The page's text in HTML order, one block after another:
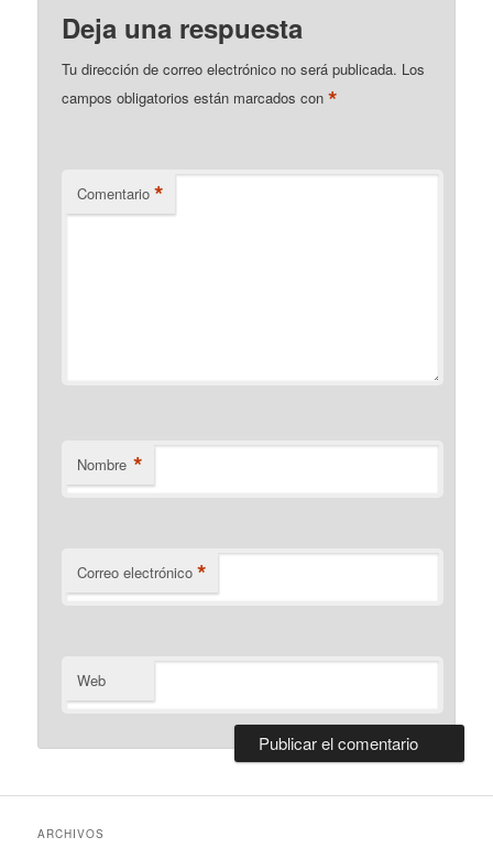
Deja una respuesta
Tu dirección de correo electrónico no será publicada. Los
campos obligatorios están marcados con*
Comentario *
Nombre *
Correo electrónico *
Web
ARCHIVOS